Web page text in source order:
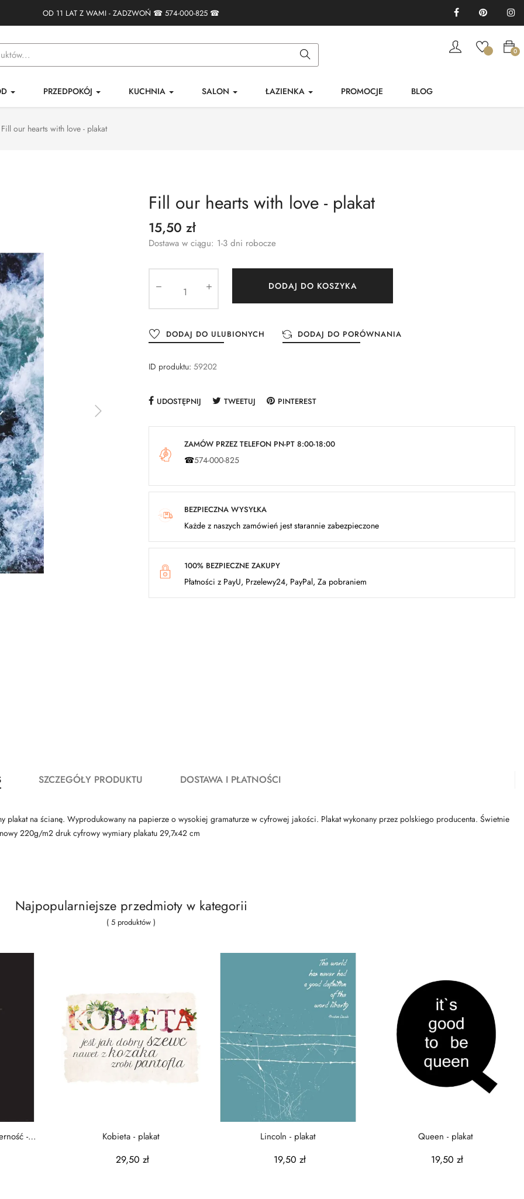
OD 11 LAT Z WAMI - ZADZWOŃ ☎ 574-000-825 ☎ FacebookPinterest
0
PRZEDPOKÓJ KUCHNIA SALON ŁAZIENKA PROMOCJE BLOG
Fill our hearts with love - plakat
Fill our hearts with love - plakat
15,50 zł
Dostawa w ciągu: 1-3 dni robocze
DODAJ DO KOSZYKA
DODAJ DO ULUBIONYCH DODAJ DO PORÓWNANIA
ID produktu: 59202
UDOSTĘPNIJ TWEETUJ PINTEREST
ZAMÓW PRZEZ TELEFON PN-PT 8:00-18:00
☎574-000-825
BEZPIECZNA WYSYŁKA
Każde z naszych zamówień jest starannie zabezpieczone
100% BEZPIECZNE ZAKUPY
Płatności z PayU, Przelewy24, PayPal, Za pobraniem
SZCZEGÓŁY PRODUKTU DOSTAWA I PŁATNOŚCI
plakat na ścianę. Wyprodukowany na papierze o wysokiej gramaturze w cyfrowej jakości. Plakat wykonany przez polskiego producenta. Świetnie
220g/m2 druk cyfrowy wymiary plakatu 29,7x42 cm
Najpopularniejsze przedmioty w kategorii
( 5 produktów )
- Kobieta - plakat
29,50 zł
Lincoln - plakat
19,50 zł
Queen - plakat
19,50 zł